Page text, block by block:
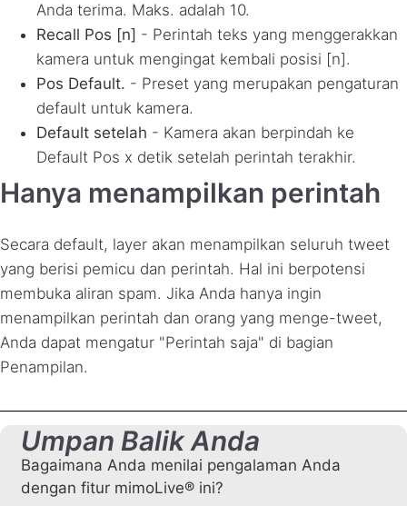
Anda terima. Maks. adalah 10.
Recall Pos [n] - Perintah teks yang menggerakkan
kamera untuk mengingat kembali posisi [n].
Pos Default. - Preset yang merupakan pengaturan
default untuk kamera.
Default setelah - Kamera akan berpindah ke
Default Pos x detik setelah perintah terakhir.
Hanya menampilkan perintah
Secara default, layer akan menampilkan seluruh tweet
yang berisi pemicu dan perintah. Hal ini berpotensi
membuka aliran spam. Jika Anda hanya ingin
menampilkan perintah dan orang yang menge-tweet,
Anda dapat mengatur "Perintah saja" di bagian
Penampilan.
Umpan Balik Anda
Bagaimana Anda menilai pengalaman Anda
dengan fitur mimoLive® ini?